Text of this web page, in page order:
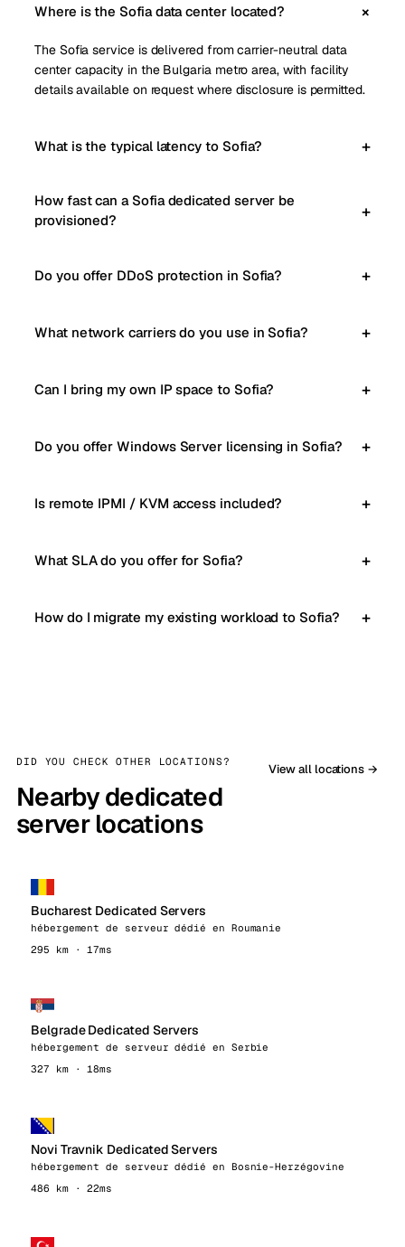
Where is the Sofia data center located?
The Sofia service is delivered from carrier-neutral data
center capacity in the Bulgaria metro area, with facility
details available on request where disclosure is permitted.
What is the typical latency to Sofia?
How fast can a Sofia dedicated server be
provisioned?
Do you offer DDoS protection in Sofia?
What network carriers do you use in Sofia?
Can I bring my own IP space to Sofia?
Do you offer Windows Server licensing in Sofia?
Is remote IPMI / KVM access included?
What SLA do you offer for Sofia?
How do I migrate my existing workload to Sofia?
DID YOU CHECK OTHER LOCATIONS?
Nearby dedicated
server locations
View all locations →
Bucharest Dedicated Servers
hébergement de serveur dédié en Roumanie
295 km · 17ms
Belgrade Dedicated Servers
hébergement de serveur dédié en Serbie
327 km · 18ms
Novi Travnik Dedicated Servers
hébergement de serveur dédié en Bosnie-Herzégovine
486 km · 22ms